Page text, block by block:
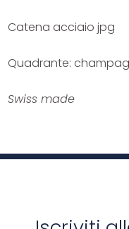
Catena acciaio jpg
Quadrante:
Swiss made